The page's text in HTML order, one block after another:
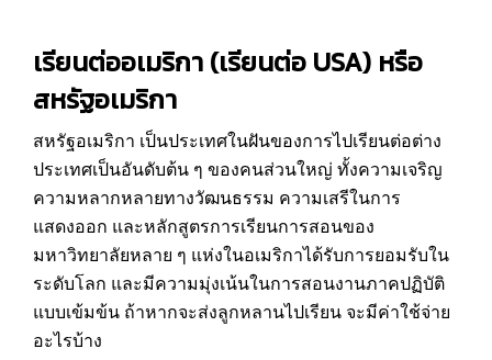
เรียนต่ออเมริกา (เรียนต่อ USA) หรือ
สหรัฐอเมริกา
สหรัฐอเมริกา เป็นประเทศในฝันของการไปเรียนต่อต่าง
ประเทศเป็นอันดับต้น ๆ ของคนส่วนใหญ่ ทั้งความเจริญ
ความหลากหลายทางวัฒนธรรม ความเสรีในการ
แสดงออก และหลักสูตรการเรียนการสอนของ
มหาวิทยาลัยหลาย ๆ แห่งในอเมริกาได้รับการยอมรับใน
ระดับโลก และมีความมุ่งเน้นในการสอนงานภาคปฏิบัติ
แบบเข้มข้น ถ้าหากจะส่งลูกหลานไปเรียน จะมีค่าใช้จ่าย
อะไรบ้าง